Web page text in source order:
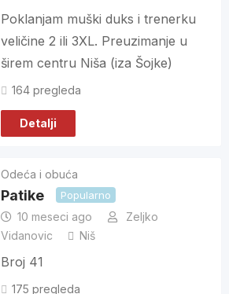
Poklanjam muški duks i trenerku
veličine 2 ili 3XL. Preuzimanje u
širem centru Niša (iza Šojke)
164 pregleda
Detalji
Odeća i obuća
Patike Popularno
10 meseci ago
Zeljko
Vidanovic
Niš
Broj 41
175 pregleda